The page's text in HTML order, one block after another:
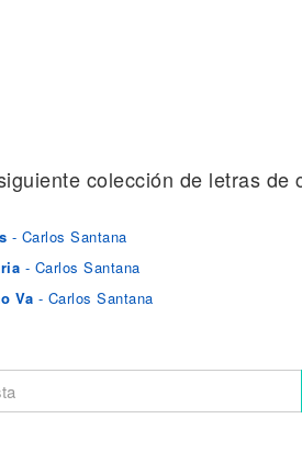
colección de letras
- Carlos Santana
- Carlos Santana
Va - Carlos Santana